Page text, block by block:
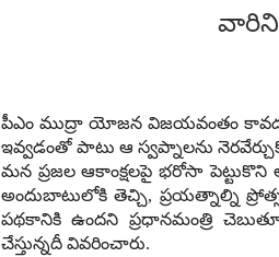
వారిని
పీఎం ముద్రా యోజన విజయవంతం
ఇవ్వడంతో పాటు ఆ స్వప్నాలను
మన ప్రజల ఆకాంక్షలపై భరోసా పెట్టుకొని
అందుబాటులోకి తెచ్చి, ప్రయత్నాల్ని
పథకానికి ఉందని ప్రధానమంత్రి
చేస్తున్నదీ వివరించారు.